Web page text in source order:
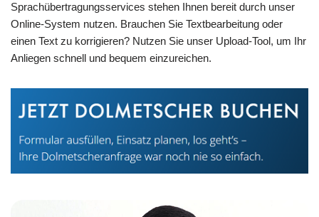
Sprachübertragungsservices stehen Ihnen bereit durch unser
Online-System nutzen. Brauchen Sie Textbearbeitung oder
einen Text zu korrigieren? Nutzen Sie unser Upload-Tool, um Ihr
Anliegen schnell und bequem einzureichen.